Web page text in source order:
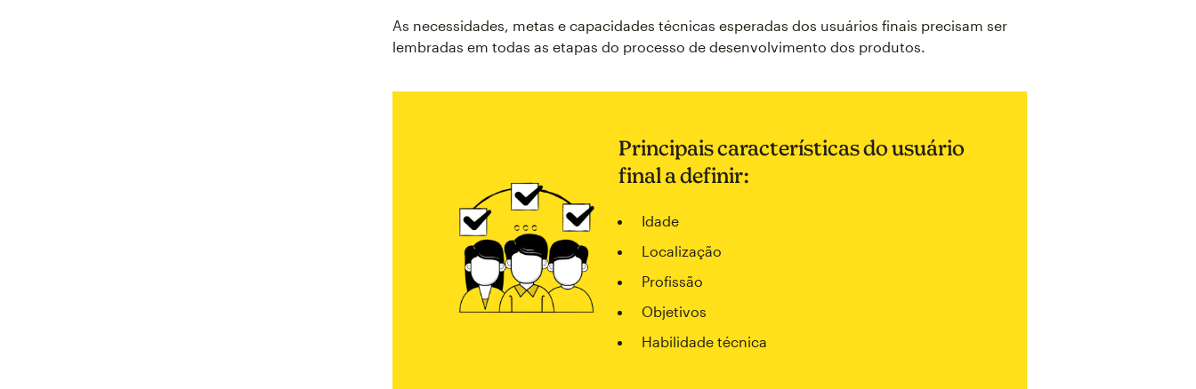
As necessidades, metas e capacidades técnicas esperadas dos usuários finais precisam ser
lembradas em todas as etapas do processo de desenvolvimento dos produtos.
Principais características do usuário
final a definir:
Idade
Localização
Profissão
Objetivos
Habilidade técnica